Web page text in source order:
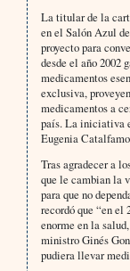
La titular de la
en el Salón Azul
proyecto para
desde el año 2002
medicamentos
exclusiva,
medicamentos a
país. La iniciativa
Eugenia
Tras agradecer a
que le cambian la
para que no
recordó que “en
enorme en la
ministro Ginés
pudiera llevar